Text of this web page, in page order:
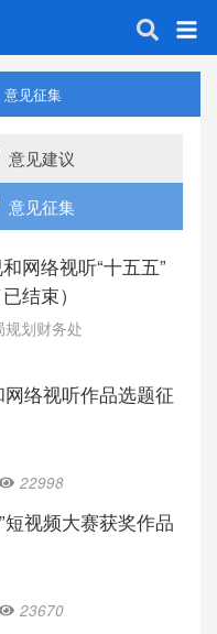
意见征集
意见建议
意见征集
网络视听“十五五”
结束）
规划财务处
络视听作品选题征
22998
短视频大赛获奖作品
23670